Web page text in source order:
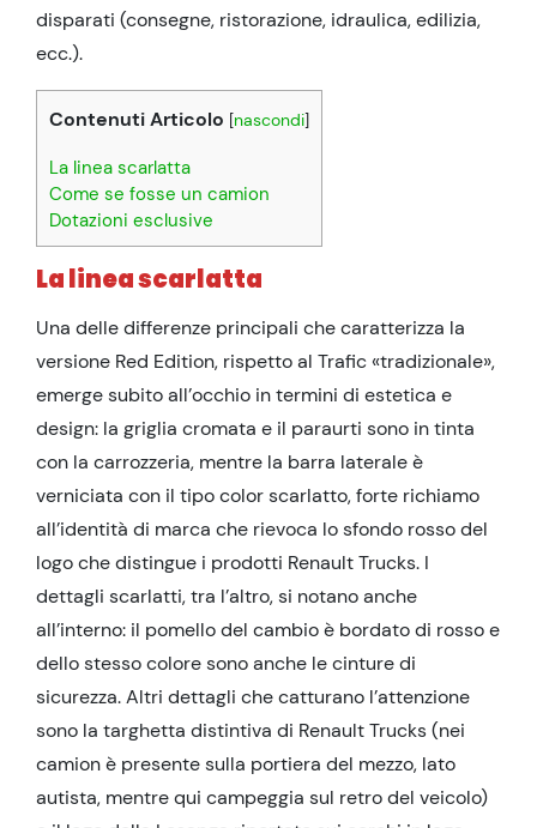
disparati (consegne, ristorazione, idraulica, edilizia,
ecc.).
Contenuti Articolo [nascondi]
La linea scarlatta
Come se fosse un camion
Dotazioni esclusive
La linea scarlatta
Una delle differenze principali che caratterizza la
versione Red Edition, rispetto al Trafic «tradizionale»,
emerge subito all’occhio in termini di estetica e
design: la griglia cromata e il paraurti sono in tinta
con la carrozzeria, mentre la barra laterale è
verniciata con il tipo color scarlatto, forte richiamo
all’identità di marca che rievoca lo sfondo rosso del
logo che distingue i prodotti Renault Trucks. I
dettagli scarlatti, tra l’altro, si notano anche
all’interno: il pomello del cambio è bordato di rosso e
dello stesso colore sono anche le cinture di
sicurezza. Altri dettagli che catturano l’attenzione
sono la targhetta distintiva di Renault Trucks (nei
camion è presente sulla portiera del mezzo, lato
autista, mentre qui campeggia sul retro del veicolo)